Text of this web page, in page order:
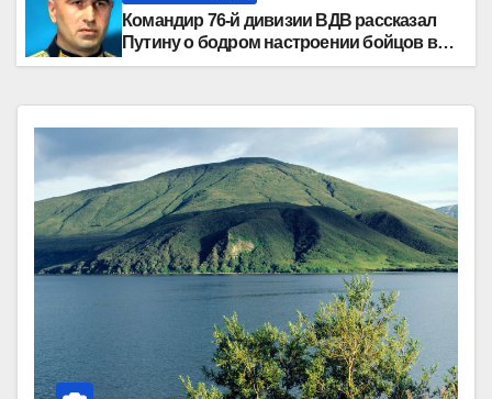
Командир 76-й дивизии ВДВ рассказал
Путину о бодром настроении бойцов в
ДНР